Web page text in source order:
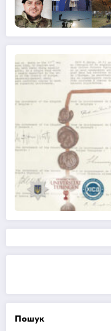
Пошук